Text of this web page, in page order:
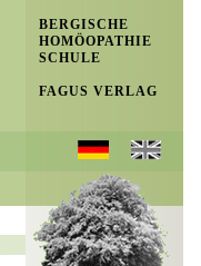
BERGISCHE
HOMÖOPATHIE
SCHULE
FAGUS VERLAG